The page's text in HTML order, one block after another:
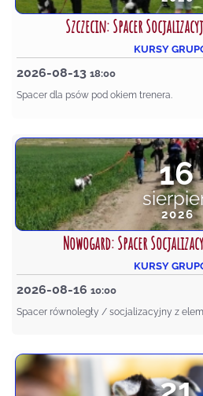
Szczecin: Spacer
KURSY
2026-08-13 18:00
Spacer dla psów pod okiem trenera.
16
2026
Nowogard: Spacer
KURSY
2026-08-16 10:00
Spacer równoległy / socjalizacyjny z